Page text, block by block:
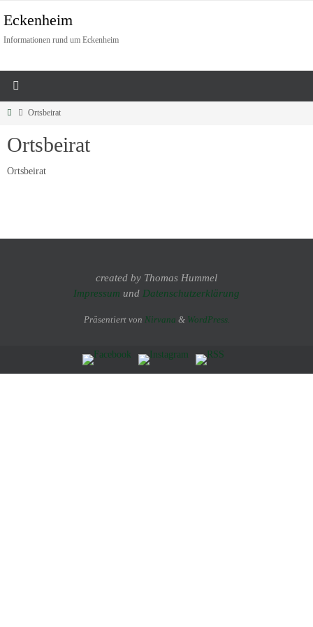
Eckenheim
Informationen rund um Eckenheim
Ortsbeirat
Ortsbeirat
Ortsbeirat
created by Thomas Hummel
Impressum und Datenschutzerklärung
Präsentiert von Nirvana & WordPress.